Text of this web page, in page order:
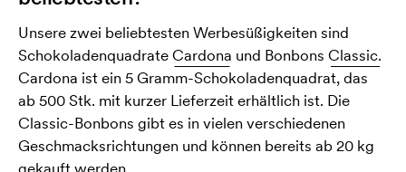
Unsere zwei beliebtesten Werbesüßigkeiten sind
SchokoladenquadrateCardona und Bonbons Classic.
Cardona ist ein 5 Gramm-Schokoladenquadrat, das
ab 500 Stk. mit kurzer Lieferzeit erhältlich ist. Die
Classic-Bonbons gibt es in vielen verschiedenen
Geschmacksrichtungen und können bereits ab 20 kg
gekauft werden.